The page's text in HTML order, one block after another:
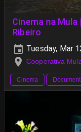
Cinema na Mula
Ribeiro
Tuesday, Mar
Cooperativa
Cinema